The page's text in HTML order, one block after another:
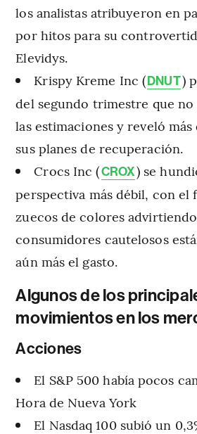
los analistas atribuyeron en
por hitos para su
Elevidys.
Krispy Kreme Inc (DNUT)
del segundo trimestre que
las estimaciones y reveló
sus planes de recuperación.
Crocs Inc (CROX) se
perspectiva más débil, con el
zuecos de colores
consumidores cautelosos
aún más el gasto.
Algunos de los
movimientos en los
Acciones
El S&P 500 había pocos
Hora de Nueva York
El Nasdaq 100 subió un